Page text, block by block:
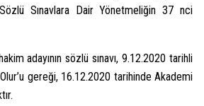
Sınavlara Dair Yönetmeliğin 37 nci
adayının sözlü sınavı, 9.12.2020 tarihli
Olur’u gereği, 16.12.2020 tarihinde Akademi